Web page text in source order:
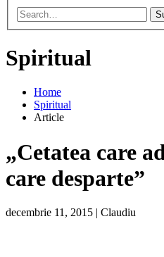
Spiritual
Home
Spiritual
Article
„Cetatea care
care desparte”
decembrie 11, 2015 | Claudiu